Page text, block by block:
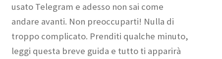
usato Telegram e adesso non sai come
andare avanti. Non preoccuparti! Nulla di
troppo complicato. Prenditi qualche minuto,
leggi questa breve guida e tutto ti apparirà